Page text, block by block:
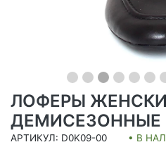
ЛОФЕРЫ
ДЕМИСЕЗОННЫЕ
АРТИКУЛ: D0K09-00 • В